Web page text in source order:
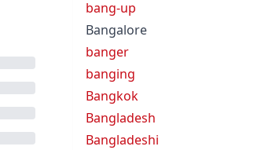
bang-up
Bangalore
banger
banging
Bangkok
Bangladesh
Bangladeshi